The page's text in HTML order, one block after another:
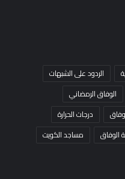
الردود على الشبهات
الوفاق الرمضاني
درجات الحرارة
الوفاق
مساجد الكويت